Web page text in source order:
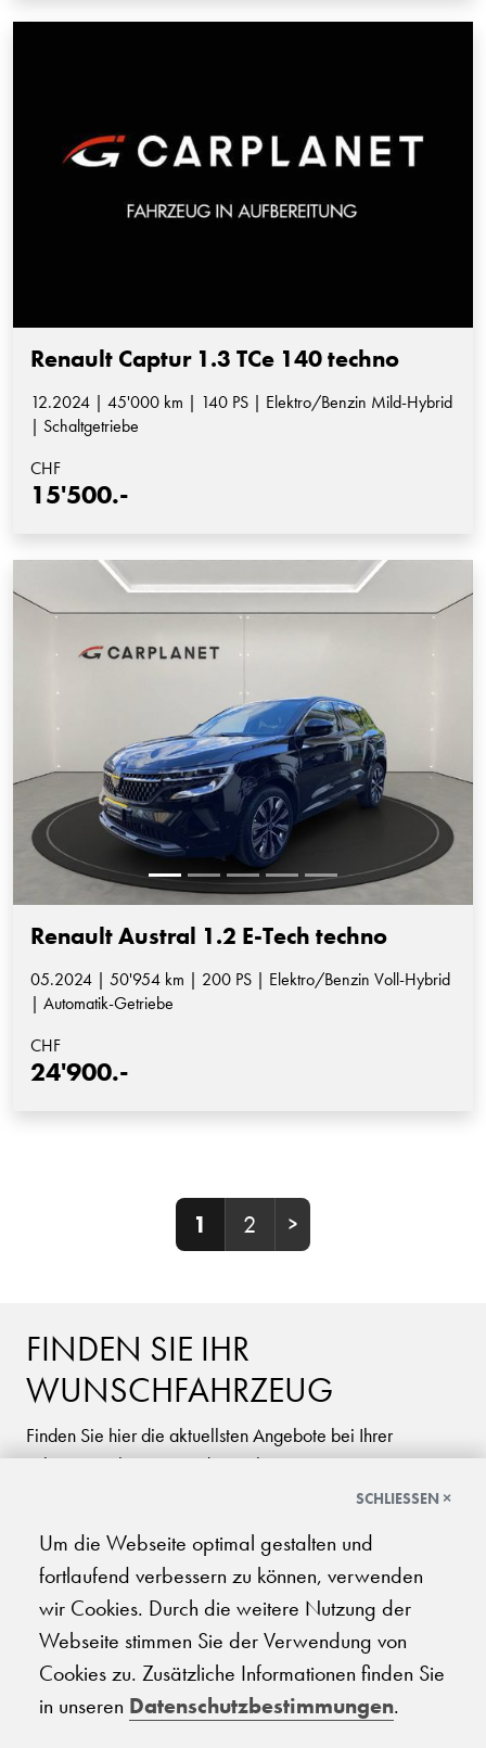
Renault Captur 1.3 TCe 140 techno
12.2024 | 45'000 km | 140 PS | Elektro/Benzin Mild-Hybrid
| Schaltgetriebe
CHF
15'500.-
Renault Austral 1.2 E-Tech techno
05.2024 | 50'954 km | 200 PS | Elektro/Benzin Voll-Hybrid
| Automatik-Getriebe
CHF
24'900.-
1 2
FINDEN SIE IHR
WUNSCHFAHRZEUG
Finden Sie hier die aktuellsten Angebote bei Ihrer
Fahrzeugsuche am Standort in Ihrer Region. Die Garage
Galliker Gruppe ist Ihr kompetenter Marken-Händler: Ob
Neuwagen oder Occasionen aller Marken. Die Garage
Galliker Gruppe ist in Ihrer Region an 18 Standorten für
Sie vertreten - Garantie und Zuverlässigkeit sind unser
Versprechen an Sie!
SCHLIESSEN ×
Um die Webseite optimal gestalten und
fortlaufend verbessern zu können, verwenden
wir Cookies. Durch die weitere Nutzung der
Webseite stimmen Sie der Verwendung von
Cookies zu. Zusätzliche Informationen finden Sie
in unseren Datenschutzbestimmungen.